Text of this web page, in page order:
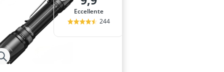
Eccellente
244